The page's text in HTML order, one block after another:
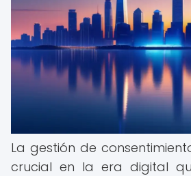
La gestión de
crucial en la era digital